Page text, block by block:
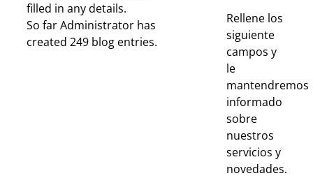
filled in any details.
So far Administrator has
created 249 blog entries.
Rellene los
siguiente
campos y
le
mantendremos
informado
sobre
nuestros
servicios y
novedades.